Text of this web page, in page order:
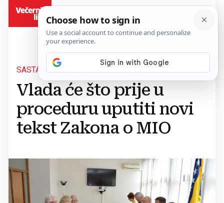
SASTANAK S UMIROVLJENICIMA
Vlada će što prije u
proceduru uputiti novi
tekst Zakona o MIO